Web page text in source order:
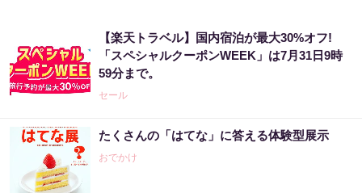
【楽天トラベル】国内宿泊が最大30%オフ!
「スペシャルクーポンWEEK」は7月31日9時
59分まで。
セール
たくさんの「はてな」に答える体験型展示
おでかけ